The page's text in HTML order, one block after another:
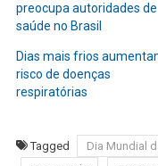
preocupa autoridades de
saúde no Brasil
Dias mais frios
risco de doenças
respiratórias
Tagged Dia Mundial